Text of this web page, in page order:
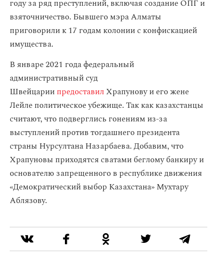
году за ряд преступлений, включая создание ОПГ и
взяточничество. Бывшего мэра Алматы
приговорили к 17 годам колонии с конфискацией
имущества.
В январе 2021 года федеральный
административный суд
ШвейцариипредоставилХрапунову и его жене
Лейле политическое убежище. Так как казахстанцы
считают, что подверглись гонениям из-за
выступлений против тогдашнего президента
страны Нурсултана Назарбаева. Добавим, что
Храпуновы приходятся сватами беглому банкиру и
основателю запрещенного в республике движения
«Демократический выбор Казахстана» Мухтару
Аблязову.